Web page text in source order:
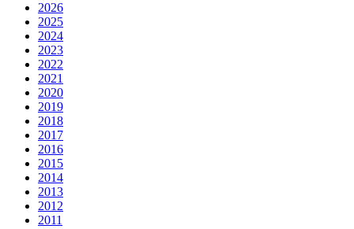
2026
2025
2024
2023
2022
2021
2020
2019
2018
2017
2016
2015
2014
2013
2012
2011